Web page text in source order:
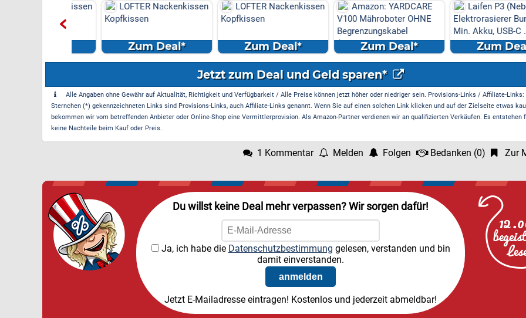
LOFTER Nackenkissen
Kopfkissen
Zum Deal*
LOFTER Nackenkissen
Kopfkissen
Zum Deal*
Amazon: YARDCARE
V100 Mähroboter OHNE
Begrenzungskabel
(Kamera/Visi...
Zum Deal*
Laifen P3 (Nebelblau)
Elektrorasierer Bundle:
Min. Akku, USB-C ...
Zum Deal*
Jetzt zum Deal und Geld sparen*
Alle Angaben ohne Gewähr auf Aktualität, Richtigkeit und Verfügbarkeit / Alle Preise können jetzt höher oder niedriger sein. Provisions-Links / Affiliate-
Sternchen (*) gekennzeichneten Links sind Provisions-Links, auch Affiliate-Links genannt. Wenn Sie auf einen solchen Link klicken und auf der Zielseite etwas
bekommen wir vom betreffenden Anbieter oder Online-Shop eine Vermittlerprovision. Als Amazon-Partner verdienen wir an qualifizierten Verkäufen. Es entstehen
keine Nachteile beim Kauf oder Preis.
1 Kommentar Melden Folgen Bedanken (0) Zur
Du willst keine Deal mehr verpassen? Wir sorgen dafür!
Ja, ich habe die Datenschutzbestimmung gelesen, verstanden und bin
damit einverstanden.
Jetzt E-Mailadresse eintragen! Kostenlos und jederzeit abmeldbar!